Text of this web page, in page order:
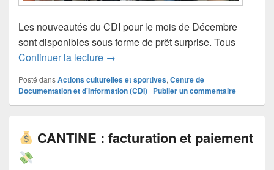
Les nouveautés du CDI pour le mois de Décembre
sont disponibles sous forme de prêt surprise. Tous
Continuer la lecture Prêt surprise pour les élèves
→
Posté dansActions culturelles et sportives, Centre de
Documentation et d'Information (CDI) | Publier un commentaire
CANTINE : facturation et paiement